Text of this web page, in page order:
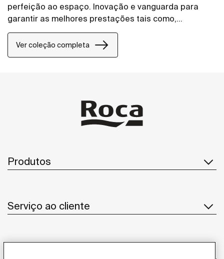
perfeição ao espaço. Inovação e vanguarda para
garantir as melhores prestações tais como,
comodidade, poupança e estilo que estão presentes
em cada detalhe.
Ver coleção completa
Produtos
Serviço ao cliente